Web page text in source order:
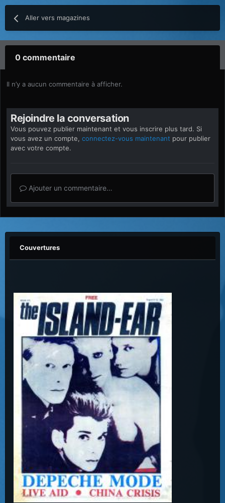
Aller vers magazines
0 commentaire
Il n’y a aucun commentaire à afficher.
Rejoindre la conversation
Vous pouvez publier maintenant et vous inscrire plus tard. Si
vous avez un compte, connectez-vous maintenant pour publier
avec votre compte.
Ajouter un commentaire…
Couvertures